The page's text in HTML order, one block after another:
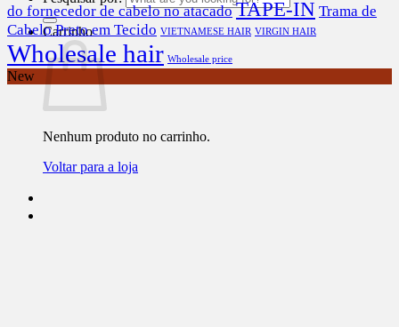
Carrinho
Nenhum produto no carrinho.
Voltar para a loja
do fornecedor de cabelo no atacado TAPE-IN Trama de
Cabelo Preto em Tecido VIETNAMESE HAIR VIRGIN HAIR
Wholesale hair Wholesale price
New